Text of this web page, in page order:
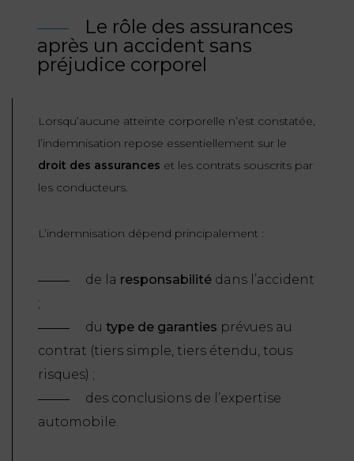
PENSION
PRESTATION
CORPOREL
DISTRIBUTION
ENTREPRISES
PERSONNES
PUBLIQUES
AGN
FONCTION
PUBLIQUE
PRÉJUDICE
CORPOREL
Le rôle des assurances
après un accident sans
préjudice corporel
Lorsqu’aucune atteinte corporelle n’est constatée,
l’indemnisation repose essentiellement sur le
droit des assurances et les contrats souscrits par
les conducteurs.
L’indemnisation dépend principalement :
de la responsabilité dans l’accident
;
du type de garanties prévues au
contrat (tiers simple, tiers étendu, tous
risques) ;
des conclusions de l’expertise
automobile.